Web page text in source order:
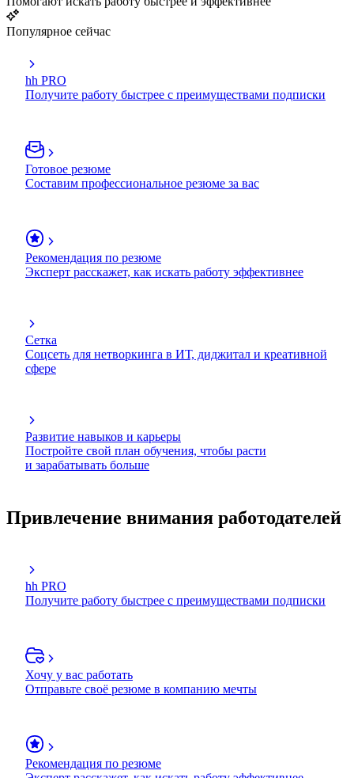
Популярное сейчас
hh PRO
Получите работу быстрее с преимуществами подписки
Готовое резюме
Составим профессиональное резюме за вас
Рекомендация по резюме
Эксперт расскажет, как искать работу эффективнее
Сетка
Соцсеть для нетворкинга в ИТ, диджитал и креативной
сфере
Развитие навыков и карьеры
Постройте свой план обучения, чтобы расти
и зарабатывать больше
Привлечение внимания работодателей
hh PRO
Получите работу быстрее с преимуществами подписки
Хочу у вас работать
Отправьте своё резюме в компанию мечты
Рекомендация по резюме